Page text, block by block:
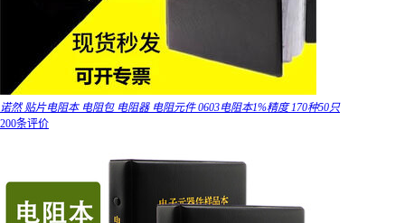
诺然 贴片电阻本 电阻包 电阻器 电阻元件 0603电阻本1%精度 170种50只
200条评价